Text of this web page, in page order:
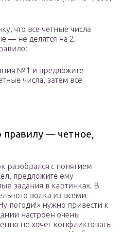
что все четные числа
— не делятся на 2.
№1 и предложите
числа, затем все
правилу — четное,
разобрался с понятием
предложите ему
задания в картинках. В
волка из всеми
погоди!» нужно привести к
настроен очень
не хочет конфликтовать